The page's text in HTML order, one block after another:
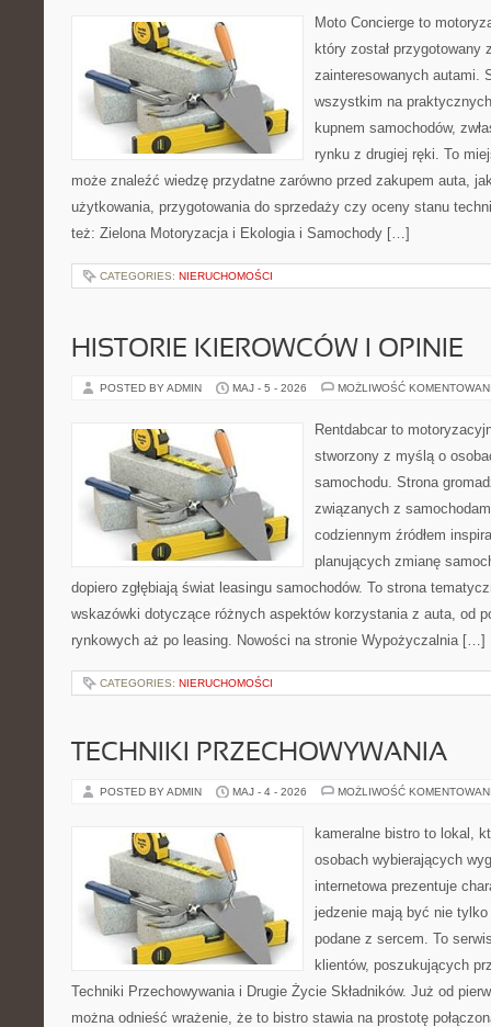
Moto Concierge to
który został przygotowany
zainteresowanych autami.
wszystkim na
kupnem samochodów,
rynku z drugiej ręki. To
może znaleźć wiedzę przydatne zarówno przed zakupem auta,
użytkowania, przygotowania do sprzedaży czy oceny stanu
też: Zielona Motoryzacja i Ekologia i Samochody […]
CATEGORIES: NIERUCHOMOŚCI
HISTORIE KIEROWCÓW I OPINIE
POSTED BY ADMIN MAJ - 5 - 2026 MOŻLIWOŚĆ
Rentdabcar to
stworzony z myślą o
samochodu. Strona
związanych z
codziennym źródłem
planujących zmianę
dopiero zgłębiają świat leasingu samochodów. To strona
wskazówki dotyczące różnych aspektów korzystania z auta, od
rynkowych aż po leasing. Nowości na stronie Wypożyczalnia […]
CATEGORIES: NIERUCHOMOŚCI
TECHNIKI PRZECHOWYWANIA
POSTED BY ADMIN MAJ - 4 - 2026 MOŻLIWOŚĆ
kameralne bistro to lokal,
osobach wybierających
internetowa prezentuje
jedzenie mają być nie
podane z sercem. To
klientów, poszukujących
Techniki Przechowywania i Drugie Życie Składników. Już od
można odnieść wrażenie, że to bistro stawia na prostotę